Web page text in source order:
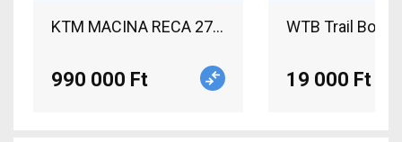
KTM MACINA RECA 271 XS 43 cm Elektromos
990 000 Ft
WTB Trail Boss
19 000 Ft